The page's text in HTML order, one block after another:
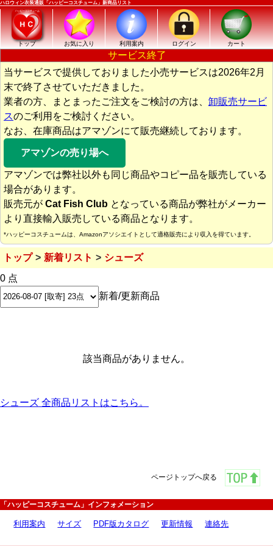
ハロウィン衣装通販「ハッピーコスチューム」新商品リスト
トップ お気に入り 利用案内 ログイン カート
サービス終了
当サービスで提供しておりました小売サービスは2026年2月
末で終了させていただきました。
業者の方、まとまったご注文をご検討の方は、 卸販売サービ
スのご利用をご検討ください。
なお、在庫商品はアマゾンにて販売継続しております。
アマゾンの売り場へ
アマゾンでは弊社以外も同じ商品やコピー品を販売している
場合があります。
販売元が Cat Fish Club となっている商品が弊社がメーカー
より直接輸入販売している商品となります。
*ハッピーコスチュームは、Amazonアソシエイトとして適格販売により収入を得ています。
トップ 新着リスト
シューズ
0 点
新着/更新商品
該当商品がありません。
シューズ 全商品リストはこちら。
ページトップへ戻る
「ハッピーコスチューム」インフォメーション
利用案内 サイズ PDF版カタログ 更新情報 連絡先